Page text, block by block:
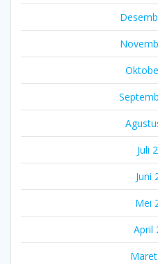
Juli
Juni
Mei
April